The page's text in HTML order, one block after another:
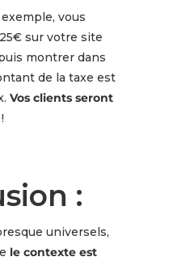
vous
sur votre site
montrer dans
de la taxe est
Vos clients seront
:
universels,
le contexte est